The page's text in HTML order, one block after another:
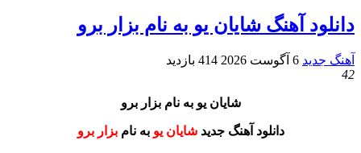
دانلود آهنگ شایان یو به نام بزار برو
آهنگ جدید 6 آگوست 2026
414 بازدید
42
شایان یو به نام بزار برو
دانلود آهنگ جدید شایان یو به نامبزار برو